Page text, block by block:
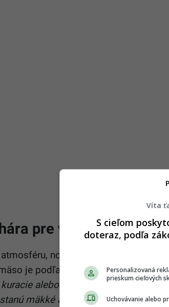
pre výber mäsa
no rovnako dôležité je aj
je podľa neho na grilovanie
alebo kačacie mäso. Ide o
mäkké a správne prepečené,“
Víta
S cieľom
doteraz, podľa
Personalizovaná
prieskum cieľových
Uchovávanie alebo